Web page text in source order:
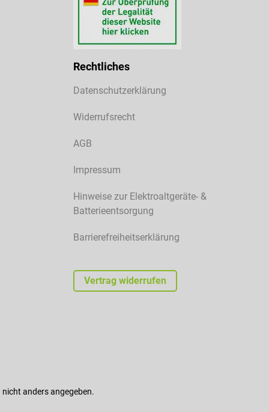
Rechtliches
Datenschutzerklärung
Widerrufsrecht
AGB
Impressum
Hinweise zur Elektroaltgeräte- &
Batterieentsorgung
Barrierefreiheitserklärung
Vertrag widerrufen
anders angegeben.